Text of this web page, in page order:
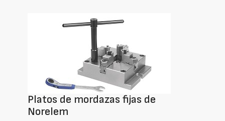
Platos de mordazas fijas de
Norelem